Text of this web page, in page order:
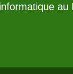
au